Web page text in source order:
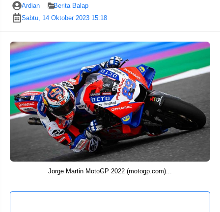
Ardian
Berita Balap
Sabtu, 14 Oktober 2023 15:18
Jorge Martin MotoGP 2022 (motogp.com)...